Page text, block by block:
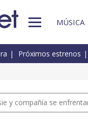
MÚSICA
Próximos estrenos
y compañía se